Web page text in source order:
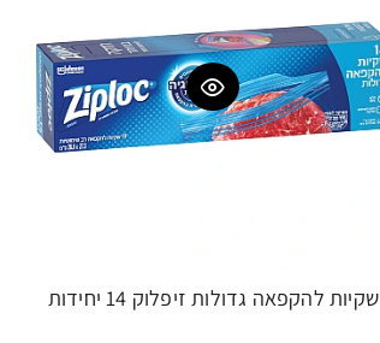
שקיות להקפאה גדולות זיפלוק 14 יחידות